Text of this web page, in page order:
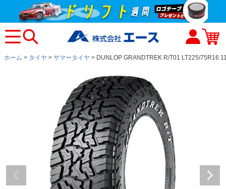
ホーム タイヤ サマータイヤ DUNLOP GRANDTREK R/T01 LT225/75R16